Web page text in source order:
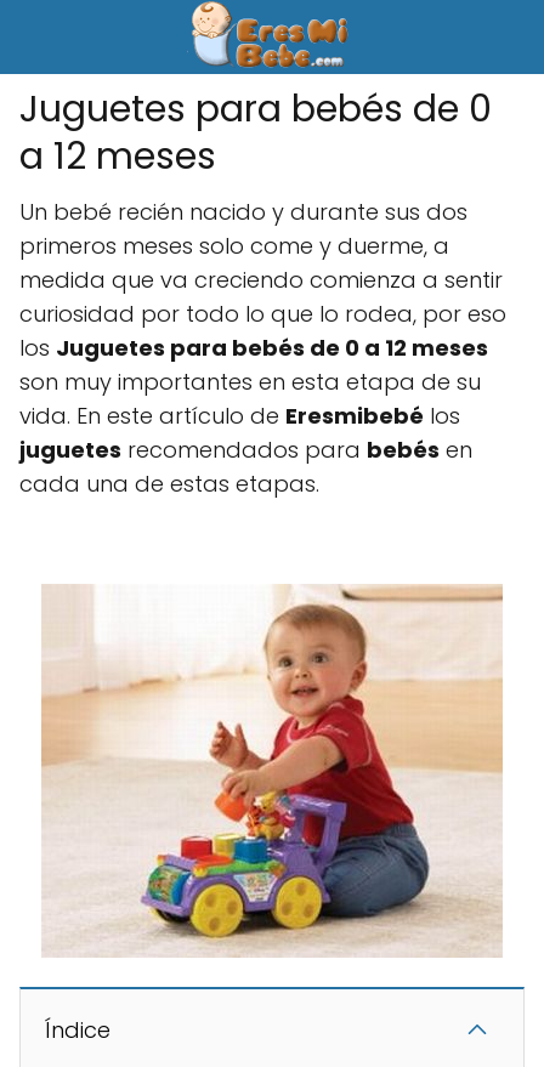
Juguetes para bebés de 0
a 12 meses
Un bebé recién nacido y durante sus dos
primeros meses solo come y duerme, a
medida que va creciendo comienza a sentir
curiosidad por todo lo que lo rodea, por eso
los Juguetes para bebés de 0 a 12 meses
son muy importantes en esta etapa de su
vida. En este artículo de Eresmibebé los
juguetes recomendados para bebés en
cada una de estas etapas.
Índice